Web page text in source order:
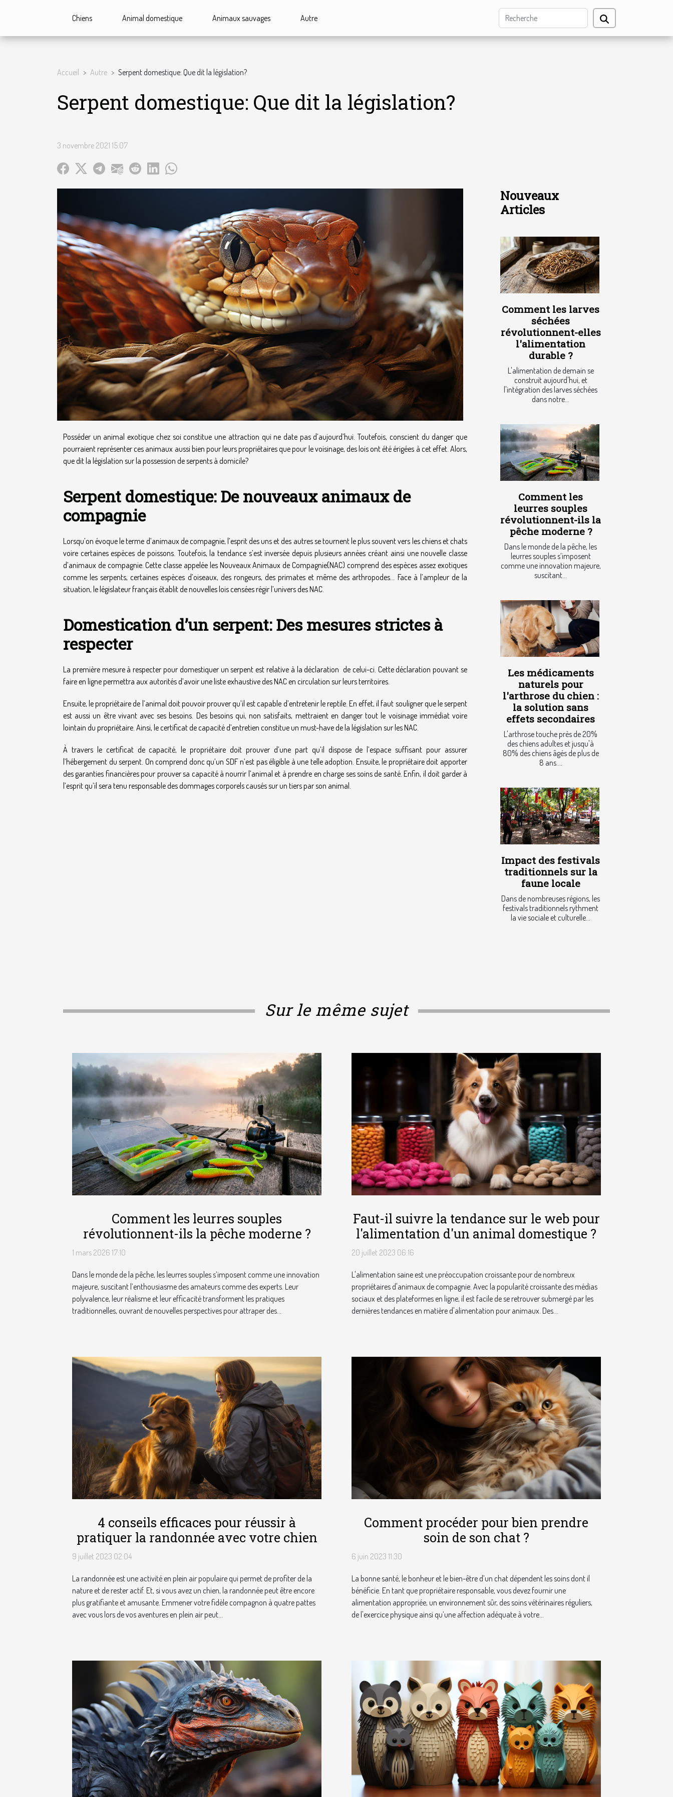
Chiens Animal domestique Animaux sauvages Autre
Accueil Autre Serpent domestique: Que dit la législation?
Serpent domestique: Que dit la législation?
3 novembre 2021 15:07
Posséder un animal exotique chez soi constitue une attraction qui ne date pas d’aujourd’hui. Toutefois, conscient du danger que
pourraient représenter ces animaux aussi bien pour leurs propriétaires que pour le voisinage, des lois ont été érigées à cet effet. Alors,
que dit la législation sur la possession de serpents à domicile?
Serpent domestique: De nouveaux animaux de
compagnie
Lorsqu’on évoque le terme d’animaux de compagnie, l’esprit des uns et des autres se tournent le plus souvent vers les chiens et chats
voire certaines espèces de poissons. Toutefois, la tendance s’est inversée depuis plusieurs années créant ainsi une nouvelle classe
d’animaux de compagnie. Cette classe appelée les Nouveaux Animaux de Compagnie(NAC) comprend des espèces assez exotiques
comme les serpents, certaines espèces d’oiseaux, des rongeurs, des primates et même des arthropodes… Face à l’ampleur de la
situation, le législateur français établit de nouvelles lois censées régir l’univers des NAC.
Domestication d’un serpent: Des mesures strictes à
respecter
La première mesure à respecter pour domestiquer un serpent est relative à la déclaration de celui-ci. Cette déclaration pouvant se
faire en ligne permettra aux autorités d’avoir une liste exhaustive des NAC en circulation sur leurs territoires.
Ensuite, le propriétaire de l’animal doit pouvoir prouver qu’il est capable d’entretenir le reptile. En effet, il faut souligner que le serpent
est aussi un être vivant avec ses besoins. Des besoins qui, non satisfaits, mettraient en danger tout le voisinage immédiat voire
lointain du propriétaire. Ainsi, le certificat de capacité d’entretien constitue un must-have de la législation sur les NAC.
À travers le certificat de capacité, le propriétaire doit prouver d’une part qu’il dispose de l’espace suffisant pour assurer
l’hébergement du serpent. On comprend donc qu’un SDF n’est pas éligible à une telle adoption. Ensuite, le propriétaire doit apporter
des garanties financières pour prouver sa capacité à nourrir l’animal et à prendre en charge ses soins de santé. Enfin, il doit garder à
l’esprit qu’il sera tenu responsable des dommages corporels causés sur un tiers par son animal.
Nouveaux
Articles
Comment les larves
séchées
révolutionnent-elles
l'alimentation
durable ?
L'alimentation de demain se
construit aujourd'hui, et
l'intégration des larves séchées
dans notre...
Comment les
leurres souples
révolutionnent-ils la
pêche moderne ?
Dans le monde de la pêche, les
leurres souples s’imposent
comme une innovation majeure,
suscitant...
Les médicaments
naturels pour
l'arthrose du chien :
la solution sans
effets secondaires
L'arthrose touche près de 20%
des chiens adultes et jusqu'à
80% des chiens âgés de plus de
8 ans....
Impact des festivals
traditionnels sur la
faune locale
Dans de nombreuses régions, les
festivals traditionnels rythment
la vie sociale et culturelle...
Sur le même sujet
Comment les leurres souples
révolutionnent-ils la pêche moderne ?
1 mars 2026 17:10
Dans le monde de la pêche, les leurres souples s’imposent comme une innovation
majeure, suscitant l’enthousiasme des amateurs comme des experts. Leur
polyvalence, leur réalisme et leur efficacité transforment les pratiques
traditionnelles, ouvrant de nouvelles perspectives pour attraper des...
Faut-il suivre la tendance sur le web pour
l'alimentation d'un animal domestique ?
20 juillet 2023 06:16
L'alimentation saine est une préoccupation croissante pour de nombreux
propriétaires d'animaux de compagnie. Avec la popularité croissante des médias
sociaux et des plateformes en ligne, il est facile de se retrouver submergé par les
dernières tendances en matière d'alimentation pour animaux. Des...
4 conseils efficaces pour réussir à
pratiquer la randonnée avec votre chien
9 juillet 2023 02:04
La randonnée est une activité en plein air populaire qui permet de profiter de la
nature et de rester actif. Et, si vous avez un chien, la randonnée peut être encore
plus gratifiante et amusante. Emmener votre fidèle compagnon à quatre pattes
avec vous lors de vos aventures en plein air peut...
Comment procéder pour bien prendre
soin de son chat ?
6 juin 2023 11:30
La bonne santé, le bonheur et le bien-être d’un chat dépendent les soins dont il
bénéficie. En tant que propriétaire responsable, vous devez fournir une
alimentation appropriée, un environnement sûr, des soins vétérinaires réguliers,
de l'exercice physique ainsi qu’une affection adéquate à votre...